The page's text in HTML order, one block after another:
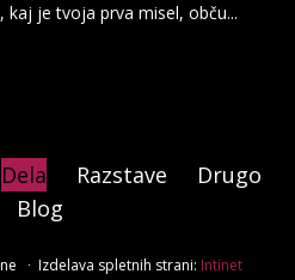
kaj je tvoja prva misel, obču
Dela Razstave
Drugo
Blog
∙ Izdelava spletnih strani: Intinet